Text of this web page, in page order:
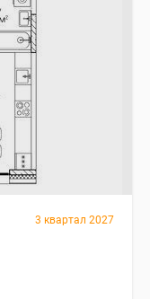
3 квартал 2027